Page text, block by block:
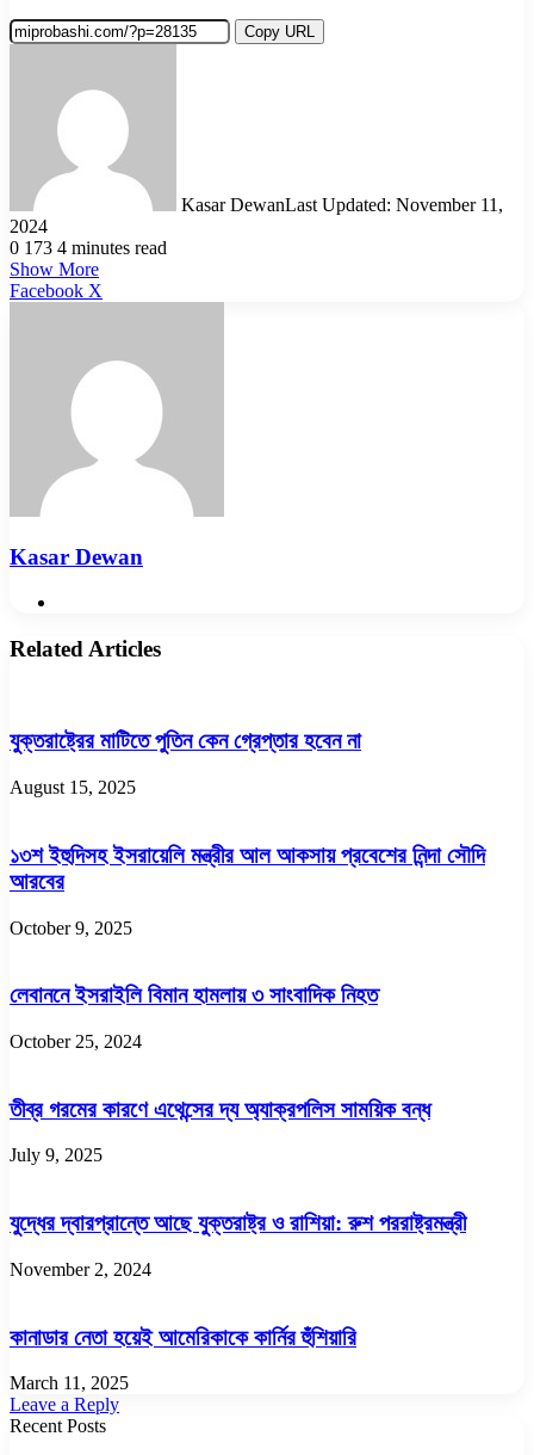
Copy URL
Kasar DewanLast Updated: November 11,
2024
0 173 4 minutes read
Show More
Facebook X
Kasar Dewan
Related Articles
যুক্তরাষ্ট্রের মাটিতে পুতিন কেন গ্রেপ্তার হবেন না
August 15, 2025
১৩শ ইহুদিসহ ইসরায়েলি মন্ত্রীর আল আকসায় প্রবেশের নিন্দা সৌদি
আরবের
October 9, 2025
লেবাননে ইসরাইলি বিমান হামলায় ৩ সাংবাদিক নিহত
October 25, 2024
তীব্র গরমের কারণে এথেন্সের দ্য অ্যাক্রপলিস সাময়িক বন্ধ
July 9, 2025
যুদ্ধের দ্বারপ্রান্তে আছে যুক্তরাষ্ট্র ও রাশিয়া: রুশ পররাষ্ট্রমন্ত্রী
November 2, 2024
কানাডার নেতা হয়েই আমেরিকাকে কার্নির হুঁশিয়ারি
March 11, 2025
Leave a Reply
Recent Posts